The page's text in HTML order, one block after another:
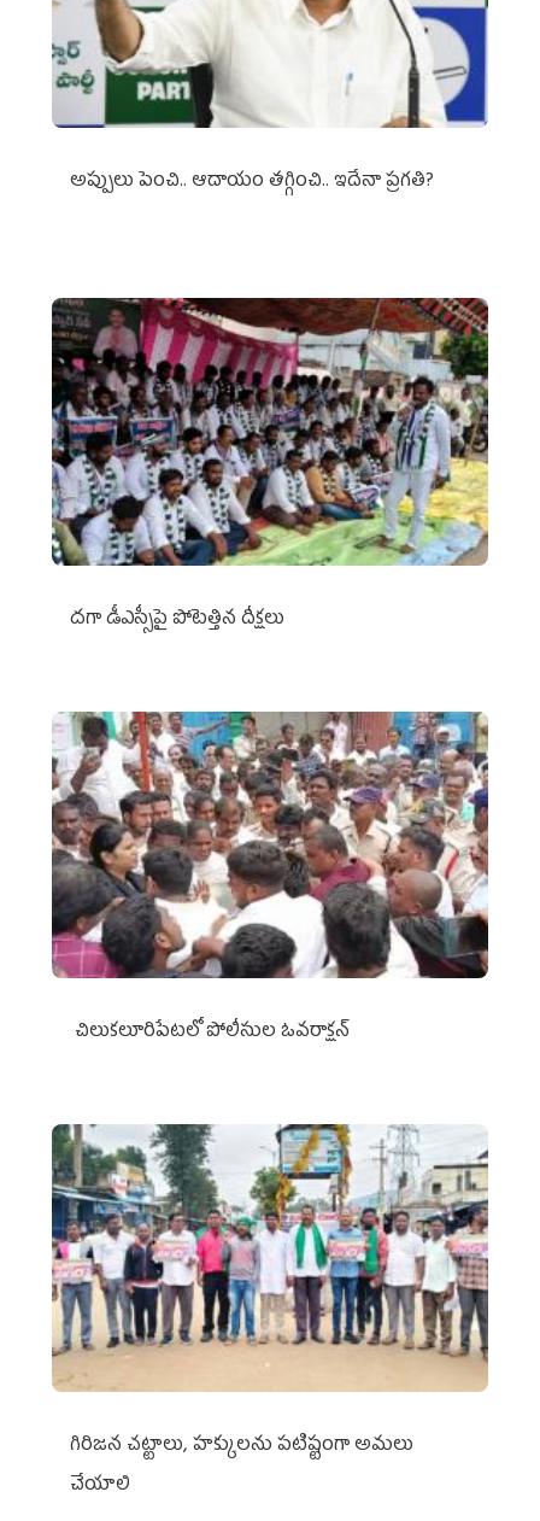
అప్పులు పెంచి.. ఆదాయం తగ్గించి.. ఇదేనా ప్రగతి?
దగా డీఎస్సీపై పోటెత్తిన దీక్షలు
చిలుక‌లూరిపేట‌లో పోలీసుల ఓవ‌రాక్ష‌న్‌
గిరిజన చట్టాలు, హక్కులను పటిష్టంగా అమలు
చేయాలి